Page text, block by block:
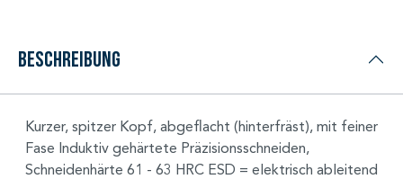
Beschreibung
Kurzer, spitzer Kopf, abgeflacht (hinterfräst), mit feiner
Fase Induktiv gehärtete Präzisionsschneiden,
Schneidenhärte 61 - 63 HRC ESD = elektrisch ableitend